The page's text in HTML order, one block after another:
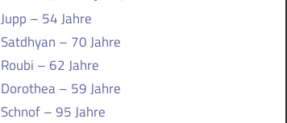
Jupp – 54 Jahre
Satdhyan – 70 Jahre
Roubi – 62 Jahre
Dorothea – 59 Jahre
Schnof – 95 Jahre